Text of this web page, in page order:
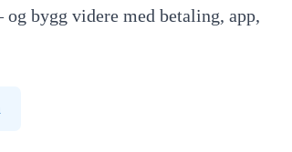
bygg videre med betaling, app,